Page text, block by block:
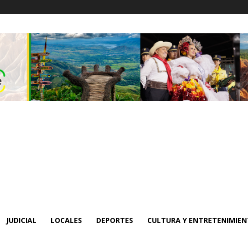
JUDICIAL LOCALES DEPORTES CULTURA Y